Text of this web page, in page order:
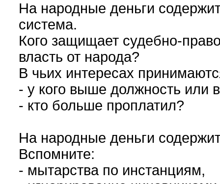
На народные деньги
система.
Кого защищает судебно-
власть от народа?
В чьих интересах
- у кого выше должность или
- кто больше проплатил?
На народные деньги
Вспомните:
- мытарства по инстанциям,